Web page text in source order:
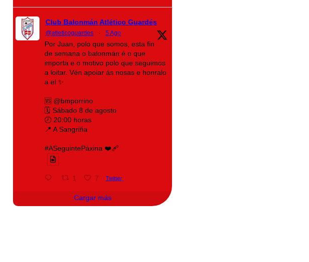
Club Balonmán Atlético Guardés
@atleticoguardes · 5 Ago
Por Juan, polo que somos, esta fin
de semana o balonmán é o que
importa e o motivo polo que seguimos
a loitar. Vén apoiar ás nosas e honralo
a el ✨
🆚 @bmporrino
🗓️ Sábado 8 de agosto
🕗 20:00 horas
📍 A Sangriña
#ASeguintePáxina ❤️‍🩹
1 7 Twitter
Cargar más